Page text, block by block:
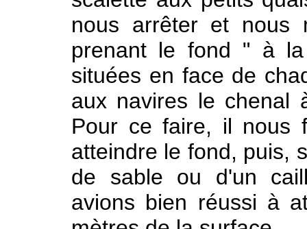
nous arrêter et nous
prenant le fond " à
situées en face de
aux navires le chenal
Pour ce faire, il nous
atteindre le fond, puis,
de sable ou d'un
avions bien réussi à